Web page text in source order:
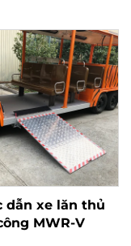
dẫn xe lăn thủ
MWR-V